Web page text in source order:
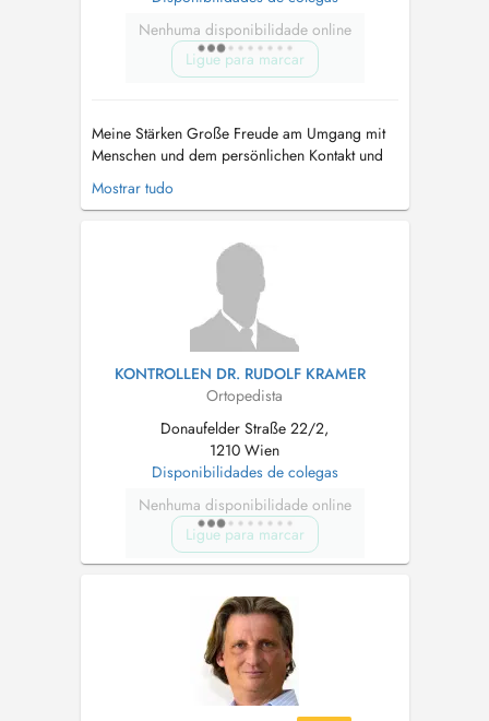
Nenhuma disponibilidade online
Ligue para marcar
Meine Stärken Große Freude am Umgang mit
Menschen und dem persönlichen Kontakt und
Gespräch. Hohes Einfühlungsvermögen und
fachliche Kompetenz. Langjährige Erfahrung in
Gemeinsam mit meinem Mann decken wir ein
großes Spektrum der Orthopädie und
Mostrar tudo
KONTROLLEN DR. RUDOLF KRAMER
Ortopedista
Donaufelder Straße 22/2,
1210 Wien
Disponibilidades de colegas
Nenhuma disponibilidade online
Ligue para marcar